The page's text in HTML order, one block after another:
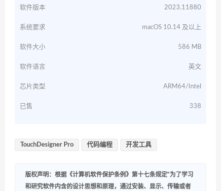
软件版本 2023.11880
系统要求 macOS 10.14 及以上
软件大小 586 MB
软件语言 英文
芯片类型 ARM64/Intel
已售 338
TouchDesigner Pro 代码编程 开发工具
版权声明：根据《计算机软件保护条例》第十七条规定“为了学习
和研究软件内含的设计思想和原理，通过安装、显示、传输或者